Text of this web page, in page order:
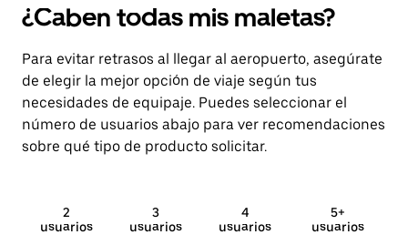
¿Caben todas mis maletas?
Para evitar retrasos al llegar al aeropuerto, asegúrate
de elegir la mejor opción de viaje según tus
necesidades de equipaje. Puedes seleccionar el
número de usuarios abajo para ver recomendaciones
sobre qué tipo de producto solicitar.
2
usuarios
3
usuarios
4
usuarios
5+
usuarios